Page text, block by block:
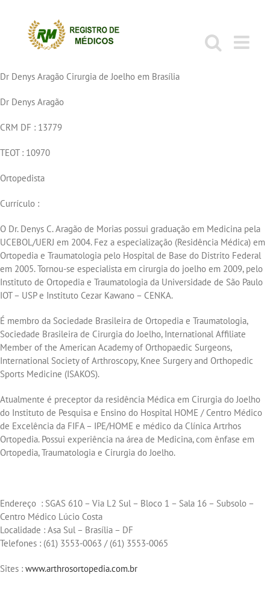
conteúdo
Dr Denys Aragão Cirurgia de Joelho em Brasília
Dr Denys Aragão
CRM DF : 13779
TEOT : 10970
Ortopedista
Currículo :
O Dr. Denys C. Aragão de Morias possui graduação em Medicina pela
UCEBOL/UERJ em 2004. Fez a especialização (Residência Médica) em
Ortopedia e Traumatologia pelo Hospital de Base do Distrito Federal
em 2005. Tornou-se especialista em cirurgia do joelho em 2009, pelo
Instituto de Ortopedia e Traumatologia da Universidade de São Paulo
IOT – USP e Instituto Cezar Kawano – CENKA.
É membro da Sociedade Brasileira de Ortopedia e Traumatologia,
Sociedade Brasileira de Cirurgia do Joelho, International Affiliate
Member of the American Academy of Orthopaedic Surgeons,
International Society of Arthroscopy, Knee Surgery and Orthopedic
Sports Medicine (ISAKOS).
Atualmente é preceptor da residência Médica em Cirurgia do Joelho
do Instituto de Pesquisa e Ensino do Hospital HOME / Centro Médico
de Excelência da FIFA – IPE/HOME e médico da Clínica Artrhos
Ortopedia. Possui experiência na área de Medicina, com ênfase em
Ortopedia, Traumatologia e Cirurgia do Joelho.
Endereço : SGAS 610 – Via L2 Sul – Bloco 1 – Sala 16 – Subsolo –
Centro Médico Lúcio Costa
Localidade : Asa Sul – Brasília – DF
Telefones : (61) 3553-0063 / (61) 3553-0065
Sites : www.arthrosortopedia.com.br